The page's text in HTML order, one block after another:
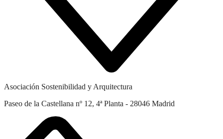
Asociación Sostenibilidad y Arquitectura
Paseo de la Castellana nº 12, 4ª Planta - 28046 Madrid